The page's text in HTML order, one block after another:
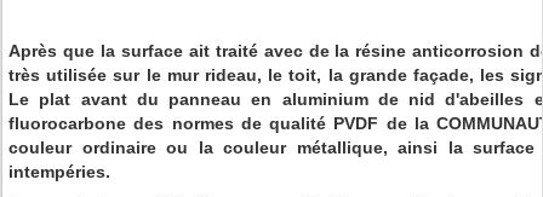
Après que la surface ait traité avec de la résine anticorrosion
très utilisée sur le mur rideau, le toit, la grande façade, les
Le plat avant du panneau en aluminium de nid d'abeilles
fluorocarbone des normes de qualité PVDF de la
couleur ordinaire ou la couleur métallique, ainsi la surface
intempéries.